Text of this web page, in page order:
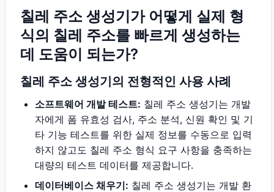
칠레 주소 생성기가 어떻게 실제 형
식의 칠레 주소를 빠르게 생성하는
데 도움이 되는가?
칠레 주소 생성기의 전형적인 사용 사례
소프트웨어 개발 테스트: 칠레 주소 생성기는 개발
자에게 폼 유효성 검사, 주소 분석, 신원 확인 및 기
타 기능 테스트를 위한 실제 정보를 수동으로 입력
하지 않고도 칠레 주소 형식 요구 사항을 충족하는
대량의 테스트 데이터를 제공합니다.
데이터베이스 채우기: 칠레 주소 생성기는 개발 환